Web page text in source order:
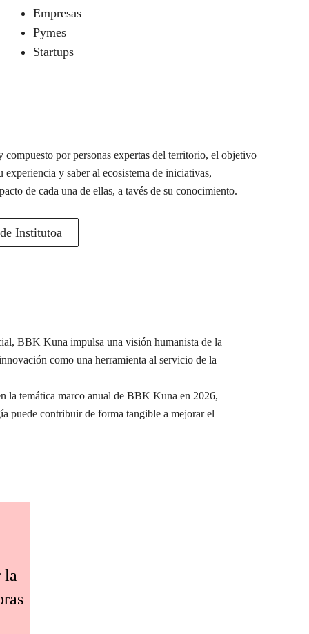
Empresas
Pymes
Startups
por personas expertas del territorio, el objetivo
experiencia y saber al ecosistema de iniciativas,
de cada una de ellas, a tavés de su conocimiento.
Institutoa
BBK Kuna impulsa una visión humanista de la
como una herramienta al servicio de la
la temática marco anual de BBK Kuna en 2026,
puede contribuir de forma tangible a mejorar el
la